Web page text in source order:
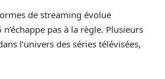
de streaming évolue
pas à la règle. Plusieurs
l’univers des séries télévisées,